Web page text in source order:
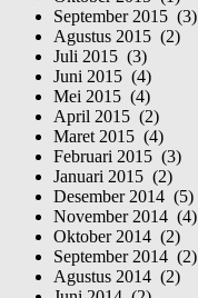
September 2015 (3)
Agustus 2015 (2)
Juli 2015 (3)
Juni 2015 (4)
Mei 2015 (4)
April 2015 (2)
Maret 2015 (4)
Februari 2015 (3)
Januari 2015 (2)
Desember 2014 (5)
November 2014 (4)
Oktober 2014 (2)
September 2014 (2)
Agustus 2014 (2)